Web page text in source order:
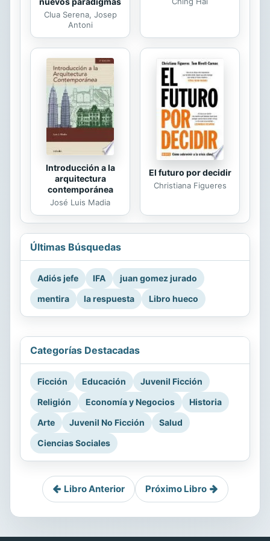
Clua Serena, Josep
Antoni
Introducción a la
arquitectura
contemporánea
José Luis Madia
El futuro por decidir
Christiana Figueres
Últimas Búsquedas
Adiós jefe IFA
juan gomez jurado
mentira
la respuesta Libro hueco
Categorías Destacadas
Ficción Educación
Juvenil Ficción
Religión
Economía y Negocios
Historia
Arte
Juvenil No Ficción
Salud
Ciencias Sociales
Libro Anterior Próximo Libro